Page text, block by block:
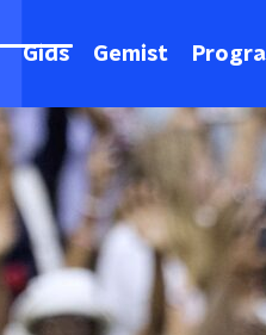
Gids Gemist